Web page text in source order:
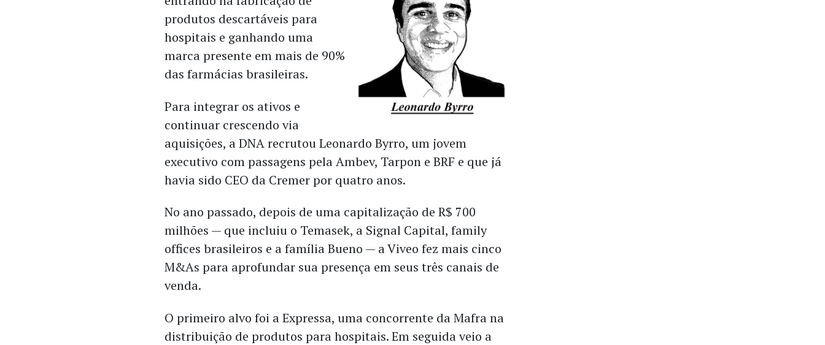
produtos descartáveis para
hospitais e ganhando uma
marca presente em mais de 90%
das farmácias brasileiras.
Para integrar os ativos e
continuar crescendo via
aquisições, a DNA recrutou Leonardo Byrro, um jovem
executivo com passagens pela Ambev, Tarpon e BRF e que já
havia sido CEO da Cremer por quatro anos.
No ano passado, depois de uma capitalização de R$ 700
milhões — que incluiu o Temasek, a Signal Capital, family
offices brasileiros e a família Bueno — a Viveo fez mais cinco
M&As para aprofundar sua presença em seus três canais de
venda.
O primeiro alvo foi a Expressa, uma concorrente da Mafra na
distribuição de produtos para hospitais. Em seguida veio a